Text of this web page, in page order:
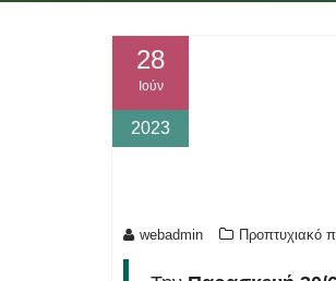
28
Ιούν
2023
webadmin Προπτυχιακό